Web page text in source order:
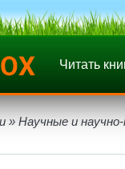
Читать
» Научные и